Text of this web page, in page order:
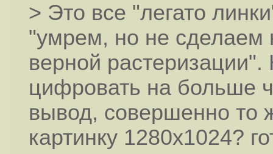
> Это все "легато
"умрем, но не сделаем
верной растеризации".
цифровать на больше
вывод, совершенно то
картинку 1280х1024?